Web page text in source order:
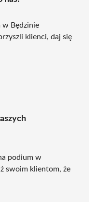
w Będzinie
klienci, daj się
podium w
swoim klientom, że